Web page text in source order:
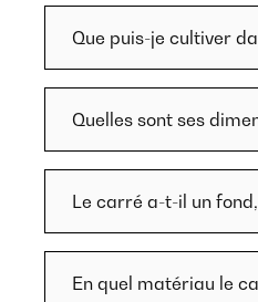
Que puis-je cultiver
Quelles sont ses
Le carré a-t-il un
En quel matériau le